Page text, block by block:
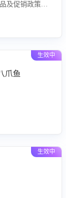
及促销政策的
源投放并淘汰
生效中
爪鱼
生效中